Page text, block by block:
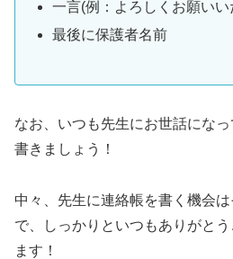
一言(例：よろしくお願い
最後に保護者名前
なお、いつも先生にお世話にな
書きましょう！
中々、先生に連絡帳を書く機会
で、しっかりといつもありがと
ます！